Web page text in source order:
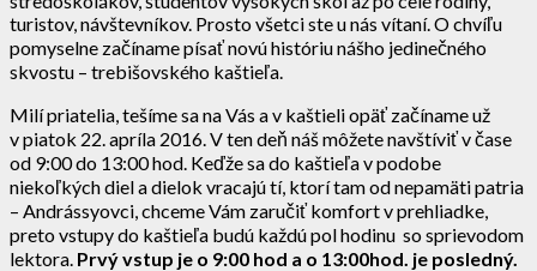
turistov, návštevníkov. Prosto všetci ste u nás vítaní. O chvíľu
pomyselne začíname písať novú históriu nášho jedinečného
skvostu – trebišovského kaštieľa.
Milí priatelia, tešíme sa na Vás a v kaštieli opäť začíname už
v piatok 22. apríla 2016. V ten deň náš môžete navštíviť v čase
od 9:00 do 13:00 hod. Keďže sa do kaštieľa v podobe
niekoľkých diel a dielok vracajú tí, ktorí tam od nepamäti patria
– Andrássyovci, chceme Vám zaručiť komfort v prehliadke,
preto vstupy do kaštieľa budú každú pol hodinu so sprievodom
lektora. Prvý vstup je o 9:00 hod a o 13:00hod. je posledný.